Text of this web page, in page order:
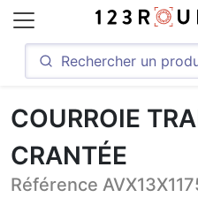
COURROIE
CRANTÉE
Référence